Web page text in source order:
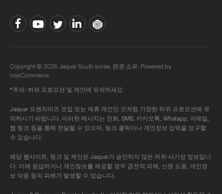
Copyright © 2026 Jaquar South korea. 판권 소유. Powered by
nopCommerce.
*주의: 허위 프로모션 및 제안에 유의하세요
Jaquar 프랜차이즈 모집 또는 제휴 제안인 것처럼 가장한 허위 프로모션에 유
의하시기 바랍니다. 이러한 메시지는 전화, SMS, 카카오톡, Whatapp, 이메일,
웹 링크 등을 통해 전달될 수 있으며, 링크 클릭이나 개인정보 입력을 요구할
수 있습니다.
해당 웹사이트, 링크 및 제안은 Jaquar가 승인하지 않은 허위·사기성 정보입니
다. 이에 응답하거나 개인정보를 제공할 경우 금전적 피해, 신원 도용, 개인정
보 악용 등의 피해가 발생할 수 있습니다.